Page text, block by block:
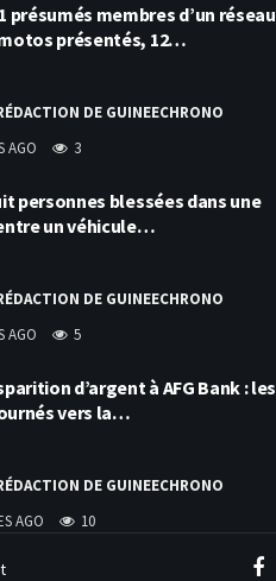
présumés membres d’un réseau
présentés, 12…
DE GUINEECHRONO
AGO
3
personnes blessées dans une
un véhicule…
DE GUINEECHRONO
AGO
5
d’argent à AFG Bank : les
vers la…
DE GUINEECHRONO
AGO
10